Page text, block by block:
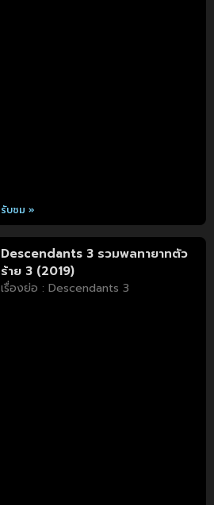
รับชม »
Descendants 3 รวมพลทายาทตัว
ร้าย 3 (2019)
เรื่องย่อ : Descendants 3